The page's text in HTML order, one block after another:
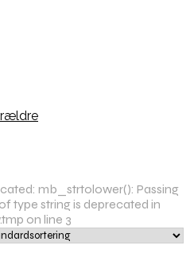
mb_strtolower(): Passing
type string is deprecated in
on line 3